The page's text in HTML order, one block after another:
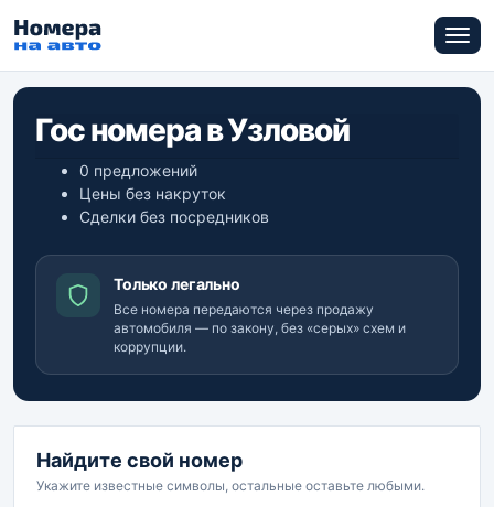
Гос номера в Узловой
0 предложений
Цены без накруток
Сделки без посредников
Только легально
Все номера передаются через продажу
автомобиля — по закону, без «серых» схем и
коррупции.
Найдите свой номер
Укажите известные символы, остальные оставьте любыми.